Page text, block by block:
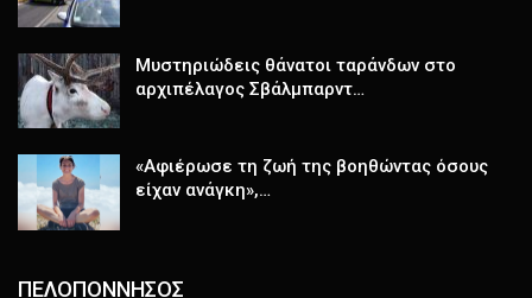
Μυστηριώδεις θάνατοι ταράνδων στο
αρχιπέλαγος Σβάλμπαρντ…
«Αφιέρωσε τη ζωή της βοηθώντας όσους
είχαν ανάγκη»,…
ΠΕΛΟΠΟΝΝΗΣΟΣ